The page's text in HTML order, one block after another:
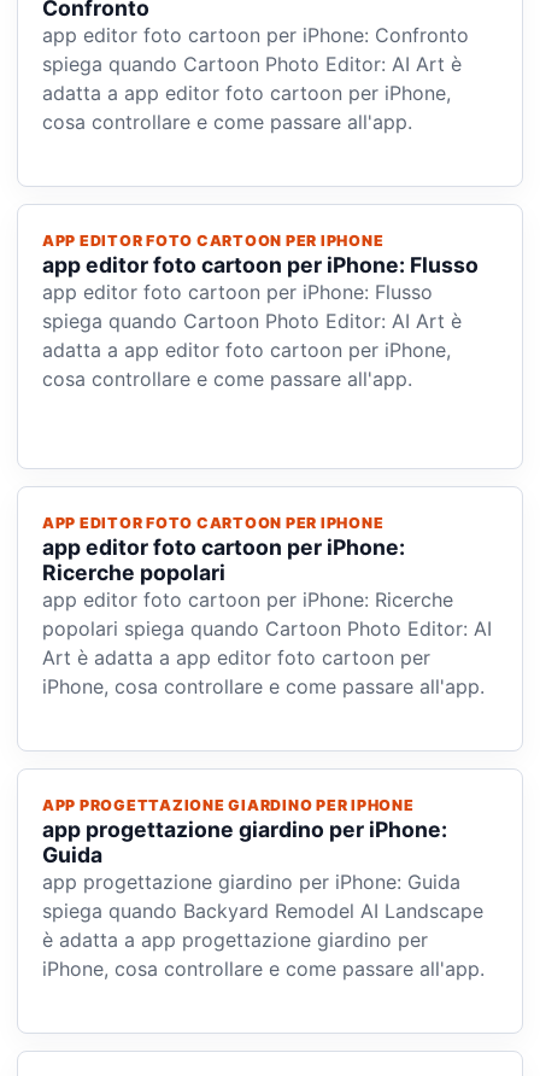
Confronto
app editor foto cartoon per iPhone: Confronto
spiega quando Cartoon Photo Editor: AI Art è
adatta a app editor foto cartoon per iPhone,
cosa controllare e come passare all'app.
APP EDITOR FOTO CARTOON PER IPHONE
app editor foto cartoon per iPhone: Flusso
app editor foto cartoon per iPhone: Flusso
spiega quando Cartoon Photo Editor: AI Art è
adatta a app editor foto cartoon per iPhone,
cosa controllare e come passare all'app.
APP EDITOR FOTO CARTOON PER IPHONE
app editor foto cartoon per iPhone:
Ricerche popolari
app editor foto cartoon per iPhone: Ricerche
popolari spiega quando Cartoon Photo Editor: AI
Art è adatta a app editor foto cartoon per
iPhone, cosa controllare e come passare all'app.
APP PROGETTAZIONE GIARDINO PER IPHONE
app progettazione giardino per iPhone:
Guida
app progettazione giardino per iPhone: Guida
spiega quando Backyard Remodel AI Landscape
è adatta a app progettazione giardino per
iPhone, cosa controllare e come passare all'app.